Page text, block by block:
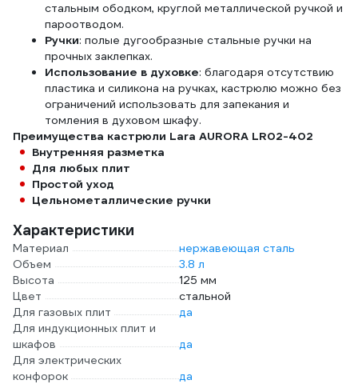
стальным ободком, круглой металлической ручкой и
пароотводом.
Ручки: полые дугообразные стальные ручки на
прочных заклепках.
Использование в духовке: благодаря отсутствию
пластика и силикона на ручках, кастрюлю можно без
ограничений использовать для запекания и
томления в духовом шкафу.
Преимущества кастрюли Lara AURORA LR02-402
Внутренняя разметка
Для любых плит
Простой уход
Цельнометаллические ручки
Характеристики
Материал
нержавеющая сталь
Объем
3.8 л
Высота
125 мм
Цвет
стальной
Для газовых плит
да
Для индукционных плит и
шкафов
да
Для электрических
конфорок
да